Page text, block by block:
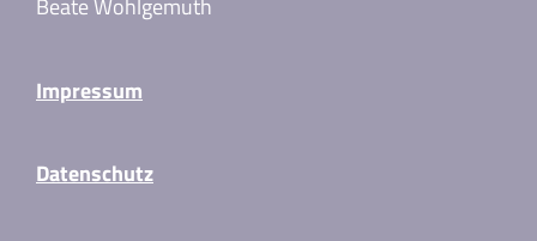
Beate Wohlgemuth
Impressum
Datenschutz